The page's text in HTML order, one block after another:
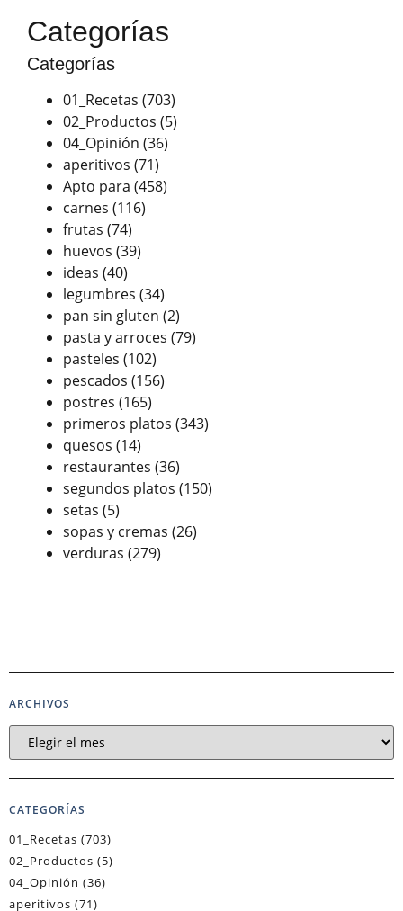
Categorías
Categorías
01_Recetas (703)
02_Productos (5)
04_Opinión (36)
aperitivos (71)
Apto para (458)
carnes (116)
frutas (74)
huevos (39)
ideas (40)
legumbres (34)
pan sin gluten (2)
pasta y arroces (79)
pasteles (102)
pescados (156)
postres (165)
primeros platos (343)
quesos (14)
restaurantes (36)
segundos platos (150)
setas (5)
sopas y cremas (26)
verduras (279)
ARCHIVOS
CATEGORÍAS
01_Recetas (703)
02_Productos (5)
04_Opinión (36)
aperitivos (71)